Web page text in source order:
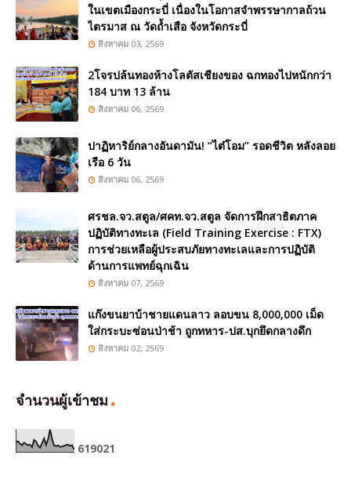
ในเขตเมืองกระบี่ เนื่องในโอกาสจำพรรษากาลถ้วน
ไตรมาส ณ วัดถ้ำเสือ จังหวัดกระบี่
สิงหาคม 03, 2569
2โจรปล้นทองห้างโลตัสเชียงของ ฉกทองไปหนักกว่า
184 บาท 13 ล้าน
สิงหาคม 06, 2569
ปาฏิหาริย์กลางอันดามัน! “ไต๋โอม” รอดชีวิต หลังลอย
เรือ 6 วัน
สิงหาคม 06, 2569
ศรชล.จว.สตูล/ศคท.จว.สตูล จัดการฝึกสาธิตภาค
ปฏิบัติทางทะเล (Field Training Exercise : FTX)
การช่วยเหลือผู้ประสบภัยทางทะเลและการปฏิบัติ
ด้านการแพทย์ฉุกเฉิน
สิงหาคม 07, 2569
แก๊งขนยาบ้าชายแดนลาว ลอบขน 8,000,000 เม็ด
ใส่กระบะซ่อนป่าช้า ถูกทหาร-ปส.บุกยึดกลางดึก
สิงหาคม 02, 2569
จำนวนผู้เข้าชม
619021